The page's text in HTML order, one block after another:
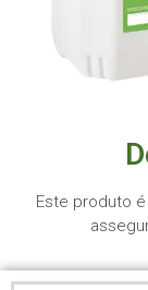
Este produto